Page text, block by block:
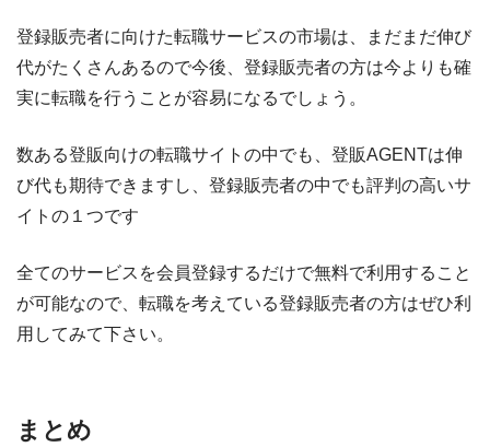
登録販売者に向けた転職サービスの市場は、まだまだ伸び
代がたくさんあるので今後、登録販売者の方は今よりも確
実に転職を行うことが容易になるでしょう。
数ある登販向けの転職サイトの中でも、登販AGENTは伸
び代も期待できますし、登録販売者の中でも評判の高いサ
イトの１つです
全てのサービスを会員登録するだけで無料で利用すること
が可能なので、転職を考えている登録販売者の方はぜひ利
用してみて下さい。
まとめ